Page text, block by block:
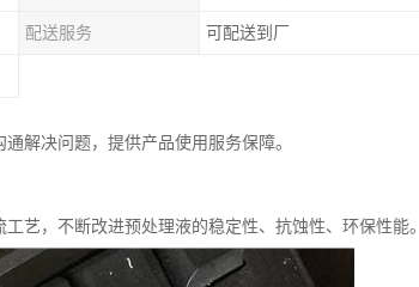
配送服务 可配送到厂
解决问题，提供产品使用服务保障。
艺，不断改进预处理液的稳定性、抗蚀性、环保性能。